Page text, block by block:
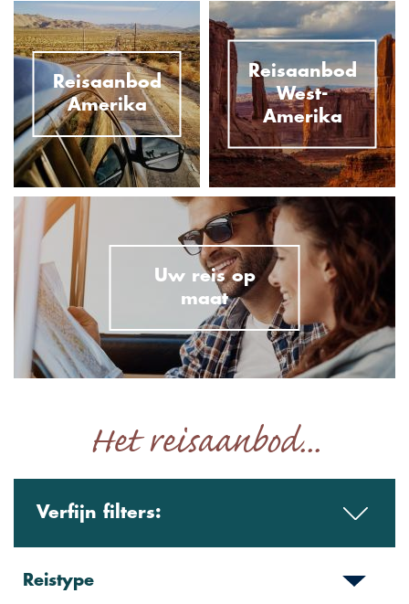
Reisaanbod
Amerika
Reisaanbod
West-
Amerika
Uw reis op
maat
Het reisaanbod...
Verfijn filters:
Reistype